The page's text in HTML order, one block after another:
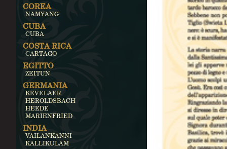
COREA
NAMYANG
CUBA
CUBA
COSTA RICA
CARTAGO
EGITTO
ZEITUN
GERMANIA
KEVELAER
HEROLDSBACH
HEEDE
MARIENFRIED
INDIA
VAILANKANNI
KALLIKULAM